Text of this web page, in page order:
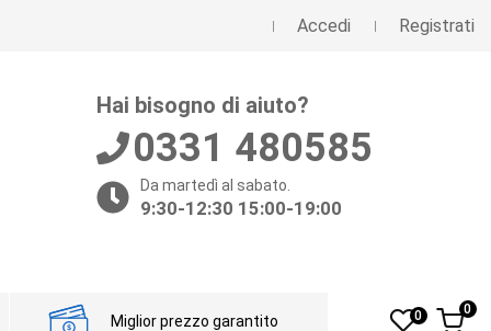
Accedi Registrati
Hai bisogno di aiuto?
0331 480585
Da martedì al sabato.
9:30-12:30 15:00-19:00
Miglior prezzo garantito 0 0